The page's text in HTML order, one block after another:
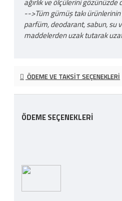
-->Tüm gümüş takı ürünlerinin
parfüm, deodarant, sabun, su
maddelerden uzak tutarak
ÖDEME VE TAKSIT SEÇENEKLERI
ÖDEME SEÇENEKLERI